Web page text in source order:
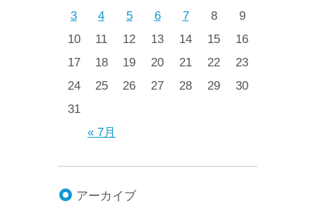
« 7月
3
4 5 6 7 8
9
10
11 12 13 14 15
16
17
18 19 20 21 22
23
24
25 26 27 28 29
30
31
アーカイブ